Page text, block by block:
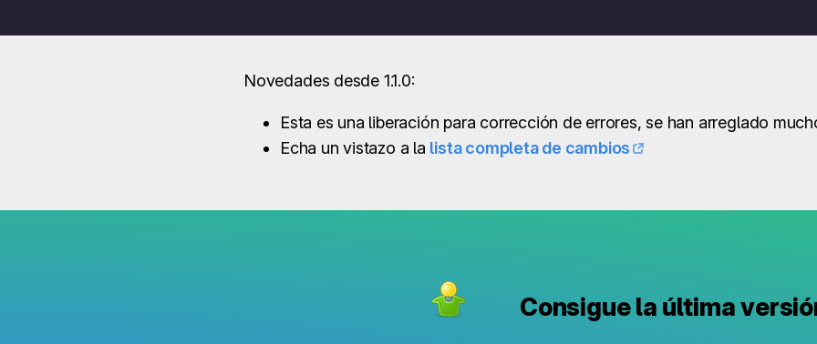
Novedades desde 1.1.0:
Esta es una liberación para corrección de errores, se han arreglado
Echa un vistazo a la lista completa de cambios
Consigue la última